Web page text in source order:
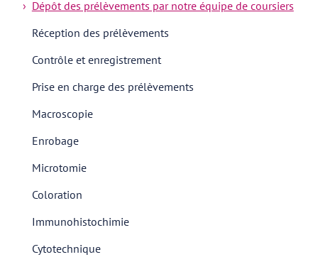
Dépôt des prélèvements par notre équipe de coursiers
Réception des prélèvements
Contrôle et enregistrement
Prise en charge des prélèvements
Macroscopie
Enrobage
Microtomie
Coloration
Immunohistochimie
Cytotechnique